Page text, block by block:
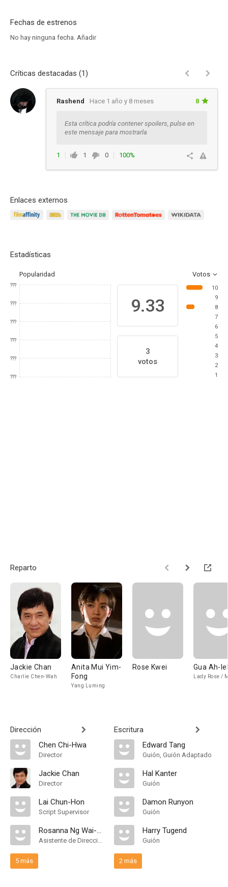
Fechas de estrenos
No hay ninguna fecha. Añadir
Críticas destacadas (1)
Rashend Hace 1 año y 8 meses 8
Esta crítica podría contener spoilers, pulse en
este mensaje para mostrarla
1 1 0
100%
Enlaces externos
Estadísticas
Popularidad Votos
???
???
???
???
???
???
9.33
3
votos
10
9
8
7
6
5
4
3
2
1
Reparto
Jackie Chan
Charlie Chen-Wah
Anita Mui Yim-
Fong
Yang Luming
Rose Kwei Gua Ah-
Lady Rose /
Dirección
Chen Chi-Hwa
Director
Jackie Chan
Director
Lai Chun-Hon
Script Supervisor
Rosanna Ng Wai-San
Asistente de Dirección
5 más
Escritura
Edward Tang
Guión, Guión Adaptado
Hal Kanter
Guión
Damon Runyon
Guión
Harry Tugend
Guión
2 más